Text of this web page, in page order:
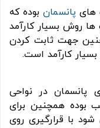
های پانسمانبوده که
روش بسیار کارآمد
جهت ثابت کردن
کارآمد است.
در نواحی
بوده همچنین برای
با قرارگیری روی